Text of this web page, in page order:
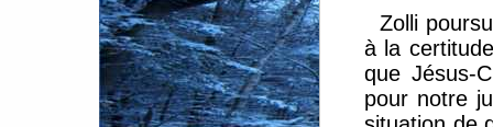
Zolli
à la
que Jésus-
pour notre